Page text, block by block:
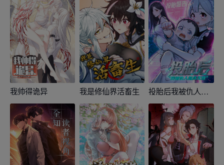
我帅得诡异 我是修仙界活畜生 投胎后我被仇人氪成无敌